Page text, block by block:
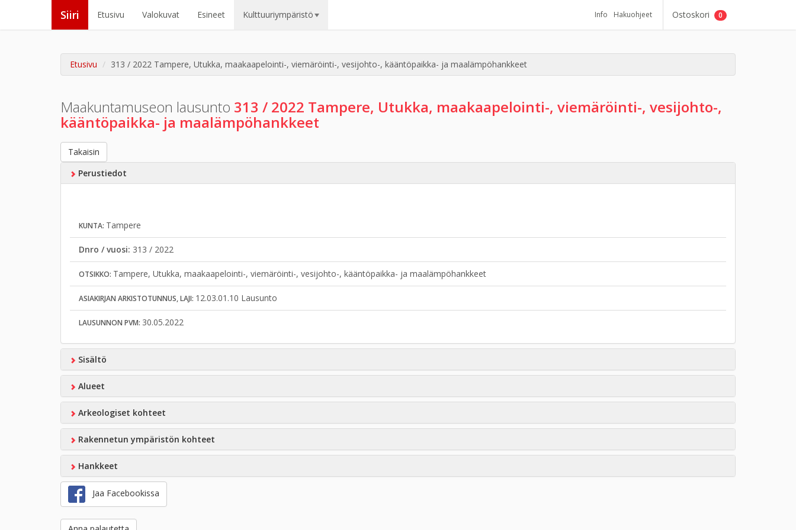
Siiri Etusivu Valokuvat Esineet Kulttuuriympäristö Info Hakuohjeet Ostoskori 0
Etusivu 313 / 2022 Tampere, Utukka, maakaapelointi-, viemäröinti-, vesijohto-, kääntöpaikka- ja maalämpöhankkeet
Maakuntamuseon lausunto 313 / 2022 Tampere, Utukka, maakaapelointi-, viemäröinti-, vesijohto-,
kääntöpaikka- ja maalämpöhankkeet
Takaisin
Perustiedot
KUNTA: Tampere
Dnro / vuosi: 313 / 2022
OTSIKKO: Tampere, Utukka, maakaapelointi-, viemäröinti-, vesijohto-, kääntöpaikka- ja maalämpöhankkeet
ASIAKIRJAN ARKISTOTUNNUS, LAJI: 12.03.01.10 Lausunto
LAUSUNNON PVM: 30.05.2022
Sisältö
Alueet
Arkeologiset kohteet
Rakennetun ympäristön kohteet
Hankkeet
Jaa Facebookissa